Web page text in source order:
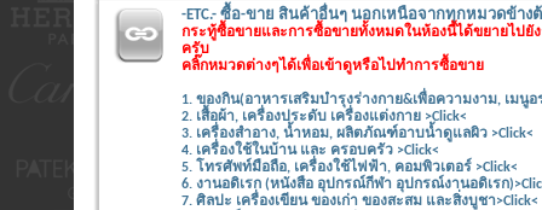
-ETC.- ซื้อ-ขาย สินค้าอื่นๆ นอกเหนือจากทุกหมวดข้าง
กระทู้ซื้อขายและการซื้อขายทั้งหมดในห้องนี้ได้ขยายไปยัง
ครับ
คลิ๊กหมวดต่างๆได้เพื่อเข้าดูหรือไปทำการซื้อขาย
1. ของกิน(อาหารเสริมบำรุงร่างกาย&เพื่อความงาม, เมนูอ
2. เสื้อผ้า, เครื่องประดับ เครื่องแต่งกาย >Click<
3. เครื่องสำอาง, น้ำหอม, ผลิตภัณฑ์อาบน้ำดูแลผิว >Click<
4. เครื่องใช้ในบ้าน และ ครอบครัว >Click<
5. โทรศัพท์มือถือ, เครื่องใช้ไฟฟ้า, คอมพิวเตอร์ >Click<
6. งานอดิเรก (หนังสือ อุปกรณ์กีฬา อุปกรณ์งานอดิเรก
7. ศิลปะ เครื่องเขียน ของเก่า ของสะสม และสิ่งบูชา>Click<